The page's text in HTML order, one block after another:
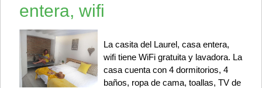
entera, wifi
La casita del Laurel, casa entera,
wifi tiene WiFi gratuita y lavadora. La
casa cuenta con 4 dormitorios, 4
baños, ropa de cama, toallas, TV de